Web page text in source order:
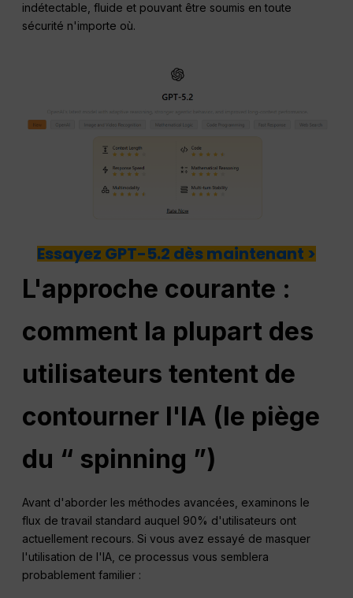
indétectable, fluide et pouvant être soumis en toute
sécurité n'importe où.
Essayez GPT-5.2 dès maintenant >
L'approche courante :
comment la plupart des
utilisateurs tentent de
contourner l'IA (le piège
du “ spinning ”)
Avant d'aborder les méthodes avancées, examinons le
flux de travail standard auquel 90% d'utilisateurs ont
actuellement recours. Si vous avez essayé de masquer
l'utilisation de l'IA, ce processus vous semblera
probablement familier :